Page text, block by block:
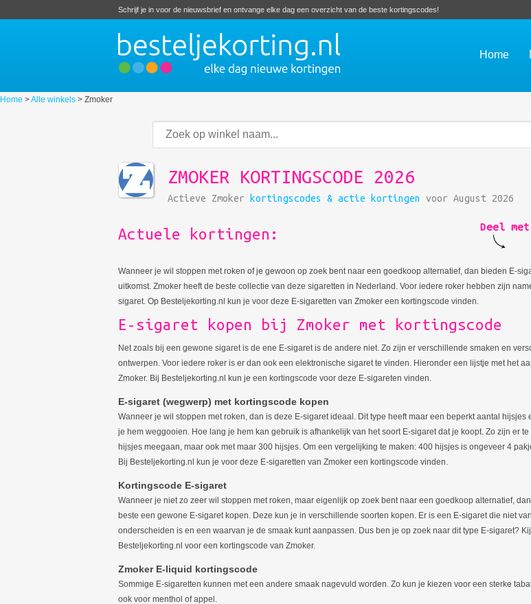
Schrijf je in voor de nieuwsbrief en ontvange elke dag een overzicht van de beste kortingscodes!
Home
Home >Alle winkels > Zmoker
ZMOKER KORTINGSCODE 2026
Actieve Zmoker kortingscodes & actie kortingen voor August 2026
Actuele kortingen: Deel
Wanneer je wil stoppen met roken of je gewoon op zoek bent naar een goedkoop alternatief, dan bieden E-
uitkomst. Zmoker heeft de beste collectie van deze sigaretten in Nederland. Voor iedere roker hebben zijn
sigaret. Op Besteljekorting.nl kun je voor deze E-sigaretten van Zmoker een kortingscode vinden.
E-sigaret kopen bij Zmoker met kortingscode
Net zoals bij een gewone sigaret is de ene E-sigaret is de andere niet. Zo zijn er verschillende smaken en
ontwerpen. Voor iedere roker is er dan ook een elektronische sigaret te vinden. Hieronder een lijstje met het
Zmoker. Bij Besteljekorting.nl kun je een kortingscode voor deze E-sigareten vinden.
E-sigaret (wegwerp) met kortingscode kopen
Wanneer je wil stoppen met roken, dan is deze E-sigaret ideaal. Dit type heeft maar een beperkt aantal hijsjes
je hem weggooien. Hoe lang je hem kan gebruik is afhankelijk van het soort E-sigaret dat je koopt. Zo zijn er
hijsjes meegaan, maar ook met maar 300 hijsjes. Om een vergelijking te maken: 400 hijsjes is ongeveer 4
Bij Besteljekorting.nl kun je voor deze E-sigaretten van Zmoker een kortingscode vinden.
Kortingscode E-sigaret
Wanneer je niet zo zeer wil stoppen met roken, maar eigenlijk op zoek bent naar een goedkoop alternatief,
beste een gewone E-sigaret kopen. Deze kun je in verschillende soorten kopen. Er is een E-sigaret die niet
onderscheiden is en een waarvan je de smaak kunt aanpassen. Dus ben je op zoek naar dit type E-sigaret?
Besteljekorting.nl voor een kortingscode van Zmoker.
Zmoker E-liquid kortingscode
Sommige E-sigaretten kunnen met een andere smaak nagevuld worden. Zo kun je kiezen voor een sterke
ook voor menthol of appel.